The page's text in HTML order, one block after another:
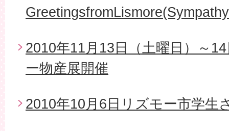
2010年11月13日（土曜日）～
ー物産展開催
2010年10月6日リズモー市学生